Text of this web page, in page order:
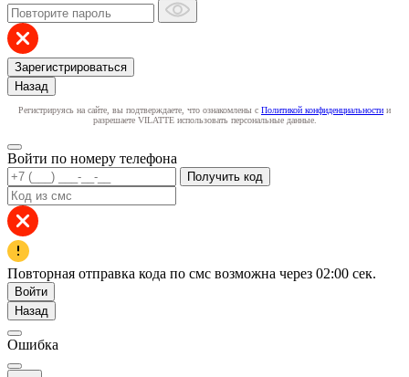
Зарегистрироваться
Назад
Регистрируясь на сайте, вы подтверждаете, что ознакомлены с Политикой конфиденциальности и
разрешаете VILATTE использовать персональные данные.
Войти по номеру телефона
Получить код
Повторная отправка кода по смс возможна через 02:00 сек.
Войти
Назад
Ошибка